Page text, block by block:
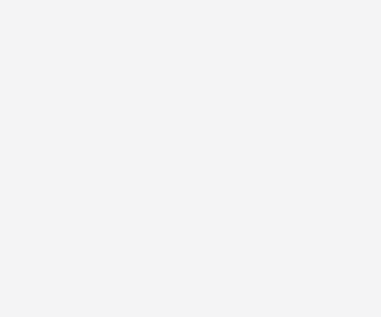
0.0.0.0:8081->8081/tcp, :::8081->8081/
0.0.0.0:27017->27017/tcp, :::27017-